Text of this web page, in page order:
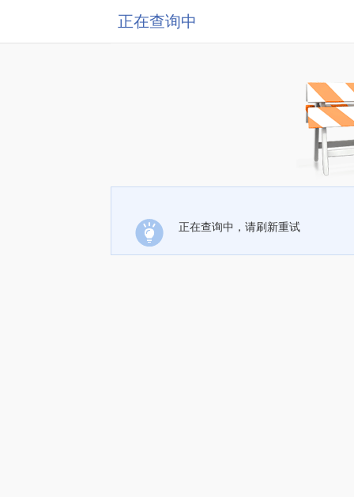
正在查询中
正在查询中，请刷新重试